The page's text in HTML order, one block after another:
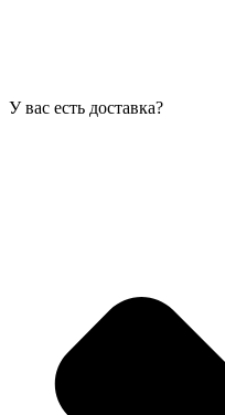
У вас есть доставка?